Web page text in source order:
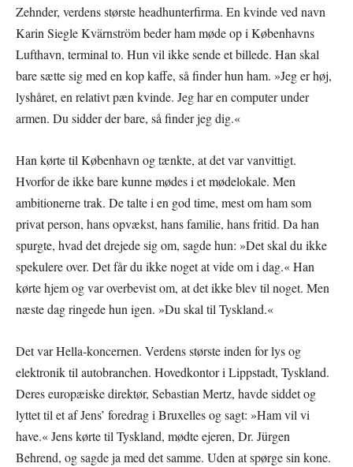
Zehnder, verdens største headhunterfirma. En kvinde ved navn
Karin Siegle Kvärnström beder ham møde op i Københavns
Lufthavn, terminal to. Hun vil ikke sende et billede. Han skal
bare sætte sig med en kop kaffe, så finder hun ham. »Jeg er høj,
lyshåret, en relativt pæn kvinde. Jeg har en computer under
armen. Du sidder der bare, så finder jeg dig.«
Han kørte til København og tænkte, at det var vanvittigt.
Hvorfor de ikke bare kunne mødes i et mødelokale. Men
ambitionerne trak. De talte i en god time, mest om ham som
privat person, hans opvækst, hans familie, hans fritid. Da han
spurgte, hvad det drejede sig om, sagde hun: »Det skal du ikke
spekulere over. Det får du ikke noget at vide om i dag.« Han
kørte hjem og var overbevist om, at det ikke blev til noget. Men
næste dag ringede hun igen. »Du skal til Tyskland.«
Det var Hella-koncernen. Verdens største inden for lys og
elektronik til autobranchen. Hovedkontor i Lippstadt, Tyskland.
Deres europæiske direktør, Sebastian Mertz, havde siddet og
lyttet til et af Jens’ foredrag i Bruxelles og sagt: »Ham vil vi
have.« Jens kørte til Tyskland, mødte ejeren, Dr. Jürgen
Behrend, og sagde ja med det samme. Uden at spørge sin kone.